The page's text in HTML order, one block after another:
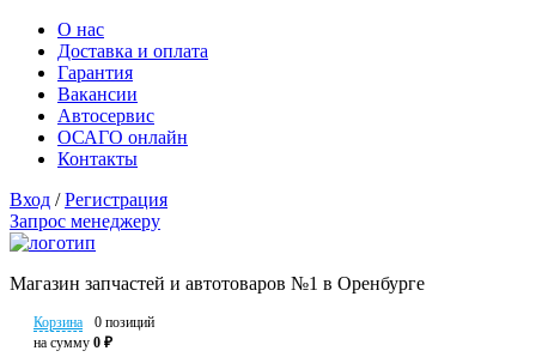
О нас
Доставка и оплата
Гарантия
Вакансии
Автосервис
ОСАГО онлайн
Контакты
Вход / Регистрация
Запрос менеджеру
Магазин запчастей и автотоваров №1 в Оренбурге
Корзина
0 позиций
на сумму 0 ₽